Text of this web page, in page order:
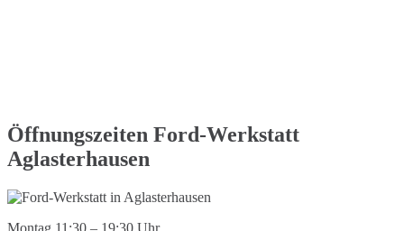
Öffnungszeiten Ford-Werkstatt
Aglasterhausen